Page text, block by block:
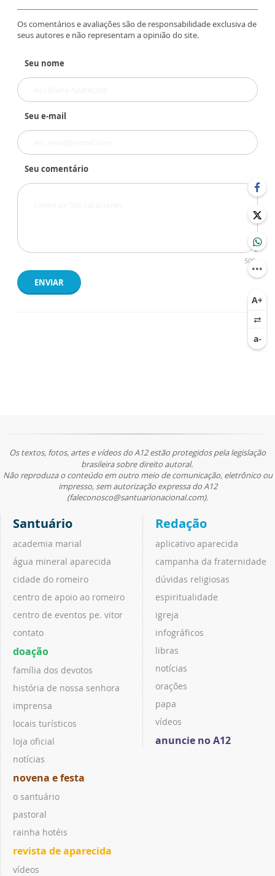
Os comentários e avaliações são de responsabilidade exclusiva de
seus autores e não representam a opinião do site.
Seu nome
Seu e-mail
Seu comentário
500
ENVIAR
Os textos, fotos, artes e vídeos do A12 estão protegidos pela legislação
brasileira sobre direito autoral.
Não reproduza o conteúdo em outro meio de comunicação, eletrônico ou
impresso, sem autorização expressa do A12
(faleconosco@santuarionacional.com).
Santuário
academia marial
água mineral aparecida
cidade do romeiro
centro de apoio ao romeiro
centro de eventos pe. vitor
contato
doação
família dos devotos
história de nossa senhora
imprensa
locais turísticos
loja oficial
notícias
novena e festa
o santuário
pastoral
rainha hotéis
revista de aparecida
vídeos
Redação
aplicativo aparecida
campanha da fraternidade
dúvidas religiosas
espiritualidade
igreja
infográficos
libras
notícias
orações
papa
vídeos
anuncie no A12